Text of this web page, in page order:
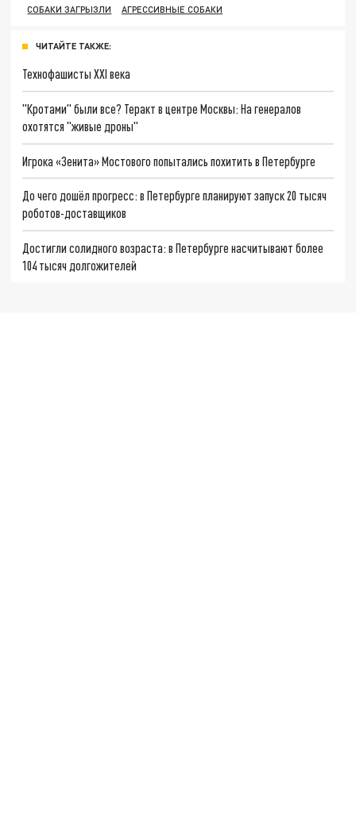
СОБАКИ ЗАГРЫЗЛИ
АГРЕССИВНЫЕ СОБАКИ
ЧИТАЙТЕ ТАКЖЕ:
Технофашисты XXI века
"Кротами" были все? Теракт в центре Москвы: На генералов
охотятся "живые дроны"
Игрока «Зенита» Мостового попытались похитить в Петербурге
До чего дошёл прогресс: в Петербурге планируют запуск 20 тысяч
роботов-доставщиков
Достигли солидного возраста: в Петербурге насчитывают более
104 тысяч долгожителей